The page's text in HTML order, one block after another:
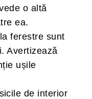
o altă
ea.
ferestre sunt
Avertizează
ușile
de interior